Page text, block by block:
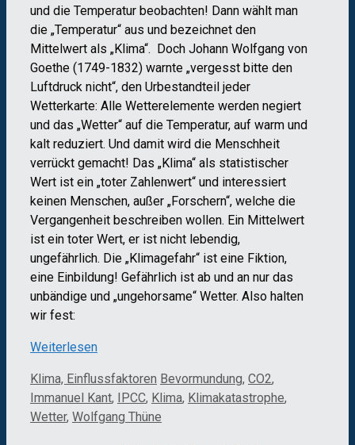
und die Temperatur beobachten! Dann wählt man
die „Temperatur“ aus und bezeichnet den
Mittelwert als „Klima“. Doch Johann Wolfgang von
Goethe (1749-1832) warnte „vergesst bitte den
Luftdruck nicht“, den Urbestandteil jeder
Wetterkarte: Alle Wetterelemente werden negiert
und das „Wetter“ auf die Temperatur, auf warm und
kalt reduziert. Und damit wird die Menschheit
verrückt gemacht! Das „Klima“ als statistischer
Wert ist ein „toter Zahlenwert“ und interessiert
keinen Menschen, außer „Forschern“, welche die
Vergangenheit beschreiben wollen. Ein Mittelwert
ist ein toter Wert, er ist nicht lebendig,
ungefährlich. Die „Klimagefahr“ ist eine Fiktion,
eine Einbildung! Gefährlich ist ab und an nur das
unbändige und „ungehorsame“ Wetter. Also halten
wir fest:
Weiterlesen
Kategorien
Klima, Einflussfaktoren Schlagwörter
Bevormundung, CO2,
Immanuel Kant, IPCC, Klima, Klimakatastrophe,
Wetter, Wolfgang Thüne